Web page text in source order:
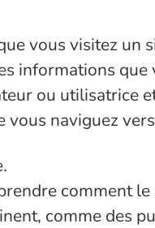
vous visitez un
informations que
ou utilisatrice
naviguez
comment le
comme des